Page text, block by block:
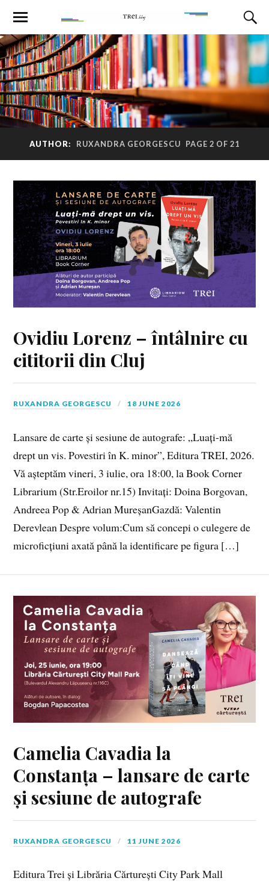
AUTHOR: RUXANDRA GEORGESCU PAGE 2 OF 21
Ovidiu Lorenz – întâlnire cu
cititorii din Cluj
RUXANDRA GEORGESCU 18 JUNE 2026
Lansare de carte și sesiune de autografe: „Luați-mă
drept un vis. Povestiri în K. minor”, Editura TREI, 2026.
Vă așteptăm vineri, 3 iulie, ora 18:00, la Book Corner
Librarium (Str.Eroilor nr.15) Invitați: Doina Borgovan,
Andreea Pop & Adrian MureșanGazdă: Valentin
Derevlean Despre volum:Cum să concepi o culegere de
microficțiuni axată până la identificare pe figura […]
Camelia Cavadia la
Constanța – lansare de carte
și sesiune de autografe
RUXANDRA GEORGESCU 11 JUNE 2026
Editura Trei și Librăria Cărturești City Park Mall